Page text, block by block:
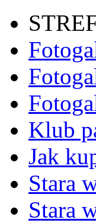
Klub
Jak
Stara
Stara